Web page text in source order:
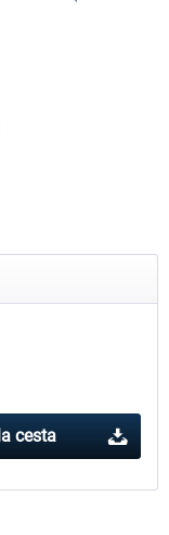
US Cities X - Chicago
cesta